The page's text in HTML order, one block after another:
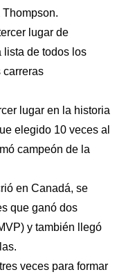
Thompson.
lugar de
lista de todos los
carreras
lugar en la historia
elegido 10 veces al
campeón de la
en Canadá, se
que ganó dos
y también llegó
veces para formar